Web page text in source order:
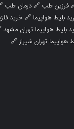
فرزین طب 🔗درمان طب
بلیط هواپیما 🔗خرید
بلیط هوایپما تهران مشهد
هوایپما تهران شیراز🔗